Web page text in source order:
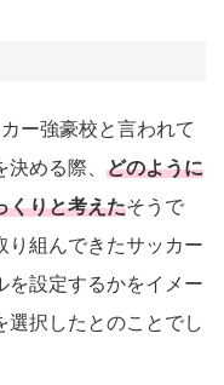
ー強豪校と言われて
める際、 どのように
くりと考えたそうで
り組んできたサッカー
を設定するかをイメー
選択したとのことでし